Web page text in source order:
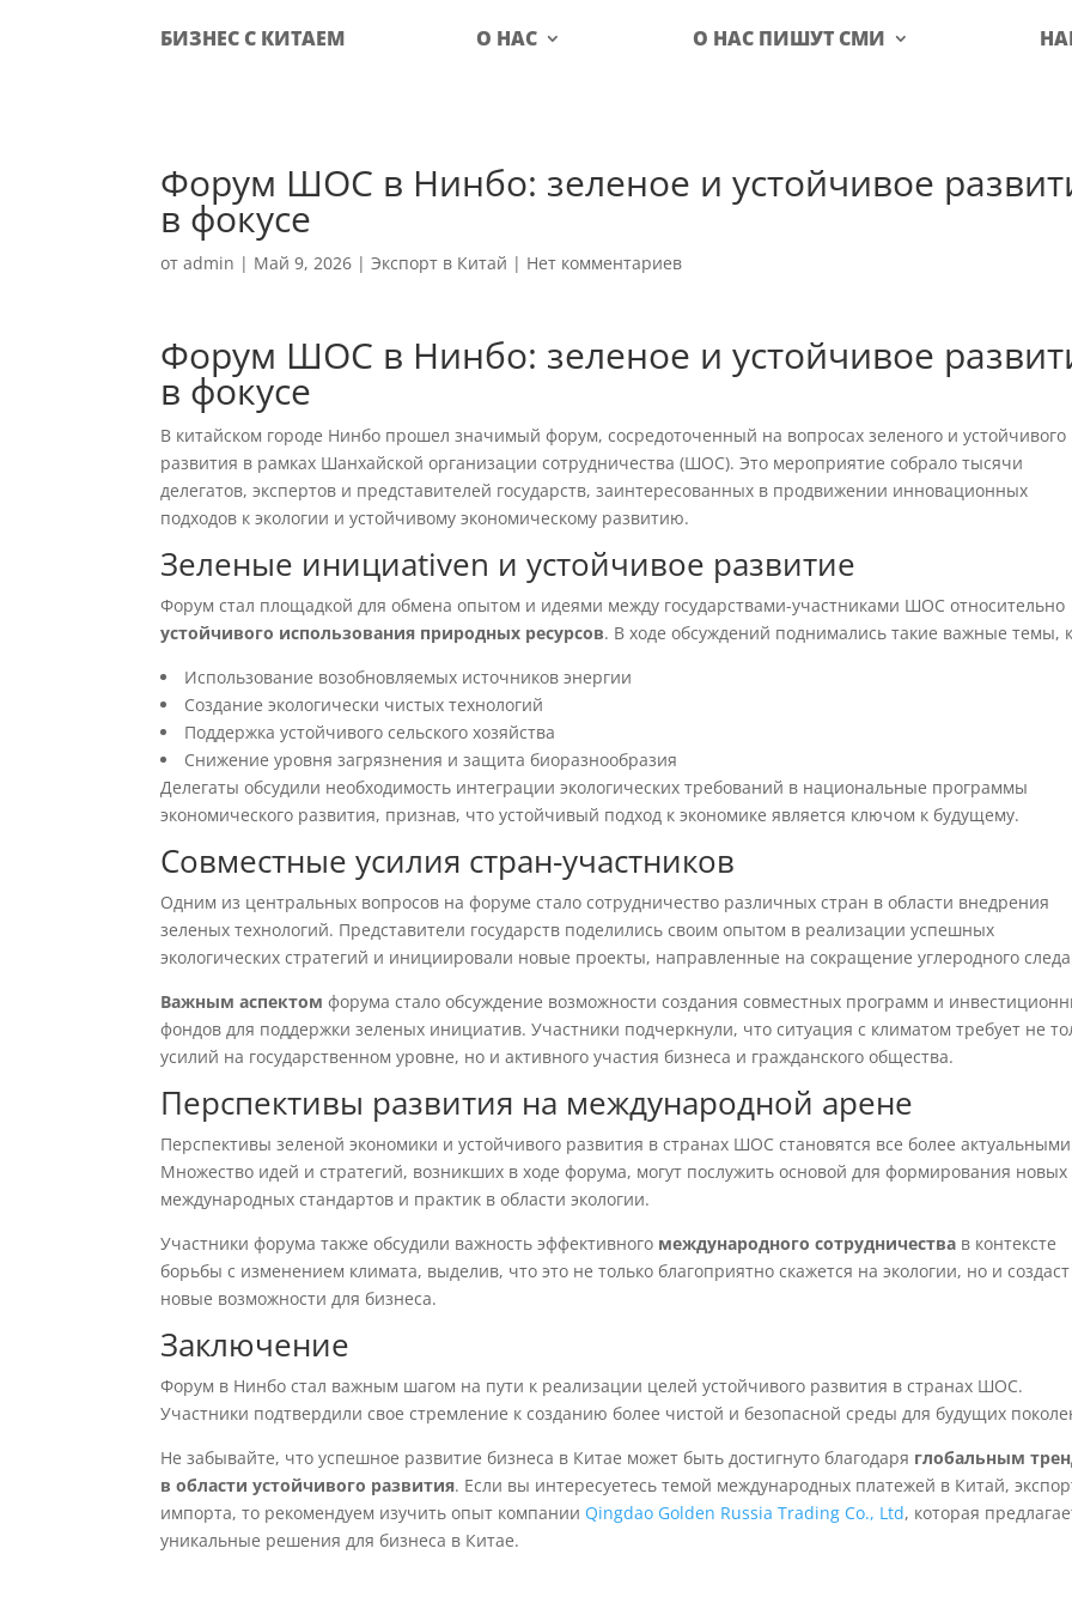
БИЗНЕС С КИТАЕМ О НАС О НАС ПИШУТ СМИ
Форум ШОС в Нинбо: зеленое и устойчивое
в фокусе
отadmin | Май 9, 2026 |Экспорт в Китай | Нет комментариев
Форум ШОС в Нинбо: зеленое и устойчивое
в фокусе
В китайском городе Нинбо прошел значимый форум, сосредоточенный на вопросах зеленого и устойчивого
развития в рамках Шанхайской организации сотрудничества (ШОС). Это мероприятие собрало тысячи
делегатов, экспертов и представителей государств, заинтересованных в продвижении инновационных
подходов к экологии и устойчивому экономическому развитию.
Зеленые инициativen и устойчивое развитие
Форум стал площадкой для обмена опытом и идеями между государствами-участниками ШОС относительно
устойчивого использования природных ресурсов. В ходе обсуждений поднимались такие важные темы,
Использование возобновляемых источников энергии
Создание экологически чистых технологий
Поддержка устойчивого сельского хозяйства
Снижение уровня загрязнения и защита биоразнообразия
Делегаты обсудили необходимость интеграции экологических требований в национальные программы
экономического развития, признав, что устойчивый подход к экономике является ключом к будущему.
Совместные усилия стран-участников
Одним из центральных вопросов на форуме стало сотрудничество различных стран в области внедрения
зеленых технологий. Представители государств поделились своим опытом в реализации успешных
экологических стратегий и инициировали новые проекты, направленные на сокращение углеродного
Важным аспектом форума стало обсуждение возможности создания совместных программ и
фондов для поддержки зеленых инициатив. Участники подчеркнули, что ситуация с климатом требует не
усилий на государственном уровне, но и активного участия бизнеса и гражданского общества.
Перспективы развития на международной арене
Перспективы зеленой экономики и устойчивого развития в странах ШОС становятся все более
Множество идей и стратегий, возникших в ходе форума, могут послужить основой для формирования новых
международных стандартов и практик в области экологии.
Участники форума также обсудили важность эффективного международного сотрудничества в контексте
борьбы с изменением климата, выделив, что это не только благоприятно скажется на экологии, но и создаст
новые возможности для бизнеса.
Заключение
Форум в Нинбо стал важным шагом на пути к реализации целей устойчивого развития в странах ШОС.
Участники подтвердили свое стремление к созданию более чистой и безопасной среды для будущих
Не забывайте, что успешное развитие бизнеса в Китае может быть достигнуто благодаря глобальным
в области устойчивого развития. Если вы интересуетесь темой международных платежей в Китай,
импорта, то рекомендуем изучить опыт компании Qingdao Golden Russia Trading Co., Ltd, которая
уникальные решения для бизнеса в Китае.